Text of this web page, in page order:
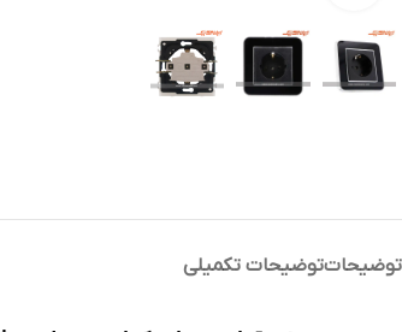
توضیحاتتوضیحات تکمیلی